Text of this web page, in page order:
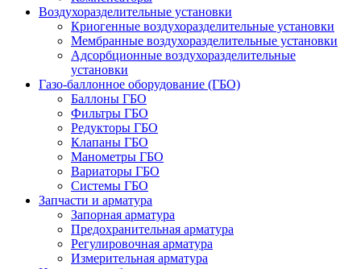
Воздухоразделительные установки
Криогенные воздухоразделительные установки
Мембранные воздухоразделительные установки
Адсорбционные воздухоразделительные
установки
Газо-баллонное оборудование (ГБО)
Баллоны ГБО
Фильтры ГБО
Редукторы ГБО
Клапаны ГБО
Манометры ГБО
Вариаторы ГБО
Системы ГБО
Запчасти и арматура
Запорная арматура
Предохранительная арматура
Регулировочная арматура
Измерительная арматура